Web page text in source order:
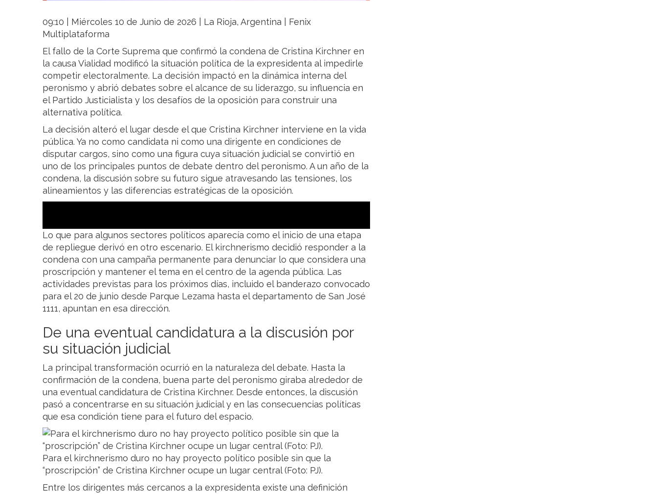
09:10 | Miércoles 10 de Junio de 2026 | La Rioja, Argentina | Fenix
Multiplataforma
El fallo de la Corte Suprema que confirmó la condena de Cristina Kirchner en
la causa Vialidad modificó la situación política de la expresidenta al impedirle
competir electoralmente. La decisión impactó en la dinámica interna del
peronismo y abrió debates sobre el alcance de su liderazgo, su influencia en
el Partido Justicialista y los desafíos de la oposición para construir una
alternativa política.
La decisión alteró el lugar desde el que Cristina Kirchner interviene en la vida
pública. Ya no como candidata ni como una dirigente en condiciones de
disputar cargos, sino como una figura cuya situación judicial se convirtió en
uno de los principales puntos de debate dentro del peronismo. A un año de la
condena, la discusión sobre su futuro sigue atravesando las tensiones, los
alineamientos y las diferencias estratégicas de la oposición.
Lo que para algunos sectores políticos aparecía como el inicio de una etapa
de repliegue derivó en otro escenario. El kirchnerismo decidió responder a la
condena con una campaña permanente para denunciar lo que considera una
proscripción y mantener el tema en el centro de la agenda pública. Las
actividades previstas para los próximos días, incluido el banderazo convocado
para el 20 de junio desde Parque Lezama hasta el departamento de San José
1111, apuntan en esa dirección.
De una eventual candidatura a la discusión por
su situación judicial
La principal transformación ocurrió en la naturaleza del debate. Hasta la
confirmación de la condena, buena parte del peronismo giraba alrededor de
una eventual candidatura de Cristina Kirchner. Desde entonces, la discusión
pasó a concentrarse en su situación judicial y en las consecuencias políticas
que esa condición tiene para el futuro del espacio.
Para el kirchnerismo duro no hay proyecto político posible sin que la
“proscripción” de Cristina Kirchner ocupe un lugar central (Foto: PJ).
Entre los dirigentes más cercanos a la expresidenta existe una definición